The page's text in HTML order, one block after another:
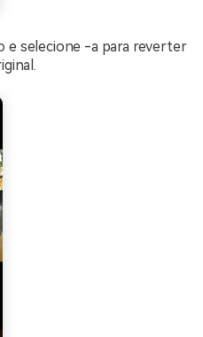
e selecione -a para reverter